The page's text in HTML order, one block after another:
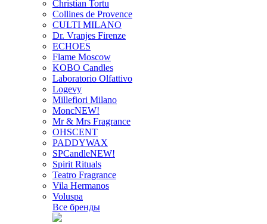
Christian Tortu
Collines de Provence
CULTI MILANO
Dr. Vranjes Firenze
ECHOES
Flame Moscow
KOBO Candles
Laboratorio Olfattivo
Logevy
Millefiori Milano
MoncNEW!
Mr & Mrs Fragrance
OHSCENT
PADDYWAX
SPCandleNEW!
Spirit Rituals
Teatro Fragrance
Vila Hermanos
Voluspa
Все бренды